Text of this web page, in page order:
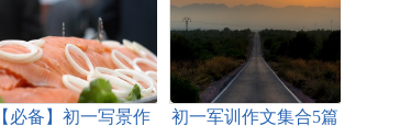
【必备】初一写景作
初一军训作文集合5篇